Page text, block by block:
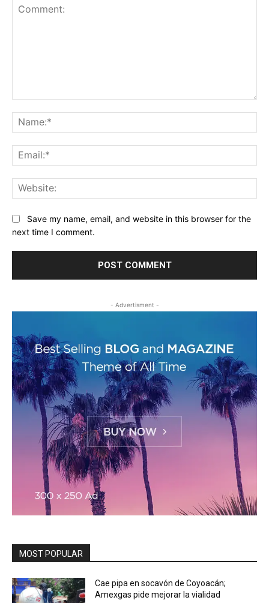
Save my name, email, and website in this browser for the
next time I comment.
- Advertisment -
MOST POPULAR
Cae pipa en socavón de Coyoacán;
Amexgas pide mejorar la vialidad